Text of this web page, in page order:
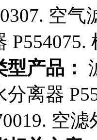
空气
P554075.
型产品：
分离器
空滤